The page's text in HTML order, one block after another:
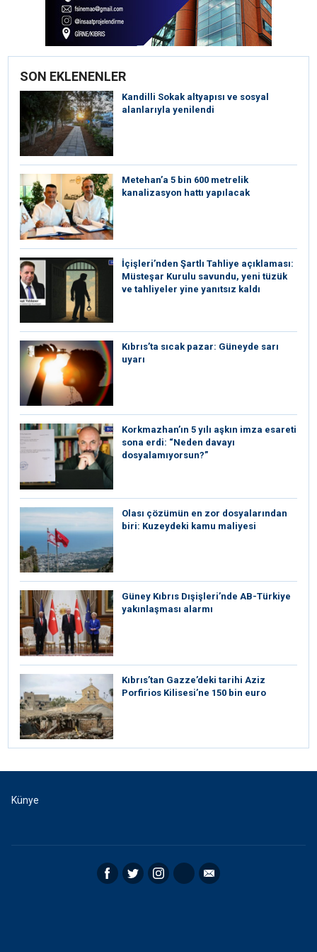
SON EKLENENLER
Kandilli Sokak altyapısı ve sosyal
alanlarıyla yenilendi
Metehan’a 5 bin 600 metrelik
kanalizasyon hattı yapılacak
İçişleri’nden Şartlı Tahliye açıklaması:
Müsteşar Kurulu savundu, yeni tüzük
ve tahliyeler yine yanıtsız kaldı
Kıbrıs’ta sıcak pazar: Güneyde sarı
uyarı
Korkmazhan’ın 5 yılı aşkın imza esareti
sona erdi: “Neden davayı
dosyalamıyorsun?”
Olası çözümün en zor dosyalarından
biri: Kuzeydeki kamu maliyesi
Güney Kıbrıs Dışişleri’nde AB-Türkiye
yakınlaşması alarmı
Kıbrıs’tan Gazze’deki tarihi Aziz
Porfirios Kilisesi’ne 150 bin euro
Künye
Facebook Twitter Instagram RSS